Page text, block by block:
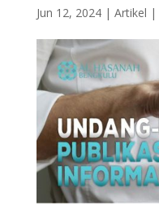
Jun 12, 2024| Artikel |